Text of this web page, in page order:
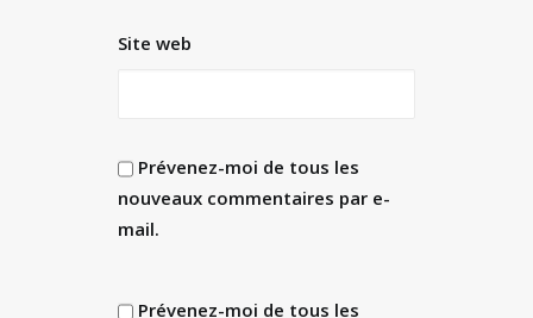
Site web
Prévenez-moi de tous les
nouveaux commentaires par e-
mail.
Prévenez-moi de tous les